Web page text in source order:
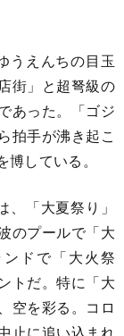
うえんちの目玉
街」と超弩級の
あった。「ゴジ
拍手が沸き起こ
している。
「大夏祭り」
のプールで「大
ドで「大火祭
トだ。特に「大
空を彩る。コロ